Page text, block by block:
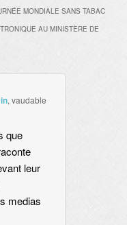
MONDIALE SANS TABAC
AU MINISTÈRE DE
, vaudable
que
leur
medias